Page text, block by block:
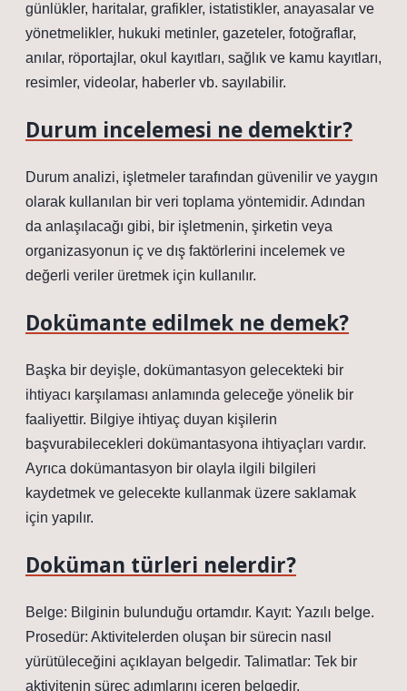
günlükler, haritalar, grafikler, istatistikler, anayasalar ve
yönetmelikler, hukuki metinler, gazeteler, fotoğraflar,
anılar, röportajlar, okul kayıtları, sağlık ve kamu kayıtları,
resimler, videolar, haberler vb. sayılabilir.
Durum incelemesi ne demektir?
Durum analizi, işletmeler tarafından güvenilir ve yaygın
olarak kullanılan bir veri toplama yöntemidir. Adından
da anlaşılacağı gibi, bir işletmenin, şirketin veya
organizasyonun iç ve dış faktörlerini incelemek ve
değerli veriler üretmek için kullanılır.
Dokümante edilmek ne demek?
Başka bir deyişle, dokümantasyon gelecekteki bir
ihtiyacı karşılaması anlamında geleceğe yönelik bir
faaliyettir. Bilgiye ihtiyaç duyan kişilerin
başvurabilecekleri dokümantasyona ihtiyaçları vardır.
Ayrıca dokümantasyon bir olayla ilgili bilgileri
kaydetmek ve gelecekte kullanmak üzere saklamak
için yapılır.
Doküman türleri nelerdir?
Belge: Bilginin bulunduğu ortamdır. Kayıt: Yazılı belge.
Prosedür: Aktivitelerden oluşan bir sürecin nasıl
yürütüleceğini açıklayan belgedir. Talimatlar: Tek bir
aktivitenin süreç adımlarını içeren belgedir.